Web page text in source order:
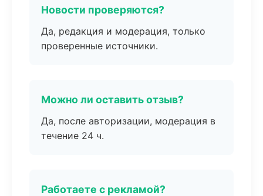
Новости проверяются?
Да, редакция и модерация, только
проверенные источники.
Можно ли оставить отзыв?
Да, после авторизации, модерация в
течение 24 ч.
Работаете с рекламой?